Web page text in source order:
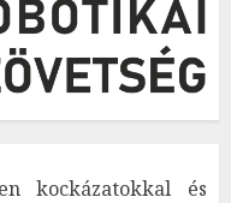
kockázatokkal és